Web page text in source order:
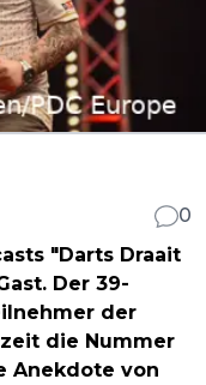
0
"Darts Draait
Der 39-
der
die Nummer
Anekdote von